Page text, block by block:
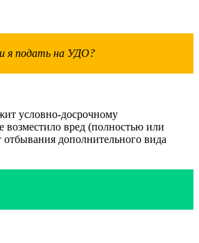
я подать на УДО?
условно-досрочному
возместило вред (полностью или
дополнительного вида